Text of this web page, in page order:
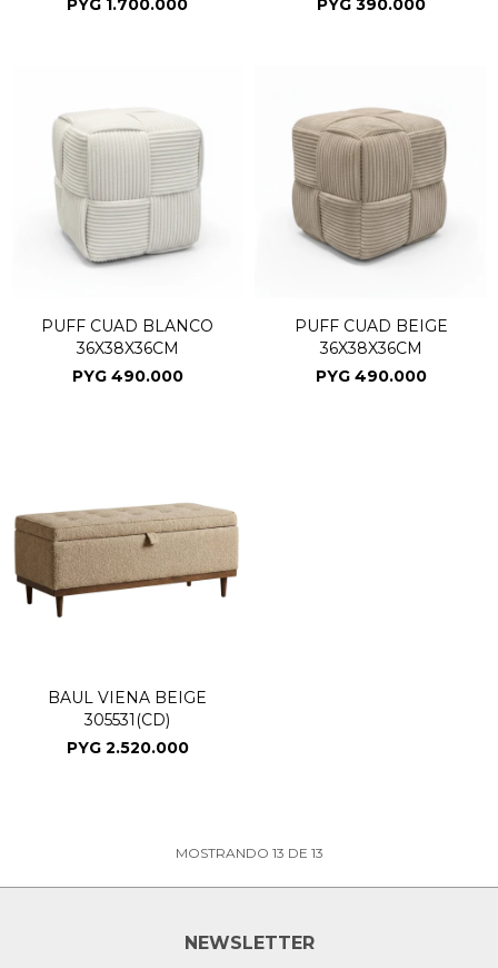
PYG 1.700.000 PYG 390.000
PUFF CUAD BLANCO
36X38X36CM
PYG 490.000
PUFF CUAD BEIGE
36X38X36CM
PYG 490.000
BAUL VIENA BEIGE
305531(CD)
PYG 2.520.000
MOSTRANDO 13 DE 13
NEWSLETTER